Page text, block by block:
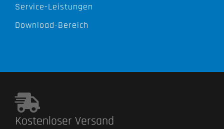
Service-Leistungen
Download-Bereich
Kostenloser Versand